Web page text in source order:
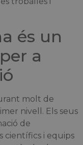
és un
a
molt de
nivell. Els seus
de
científics i equips